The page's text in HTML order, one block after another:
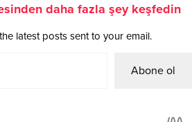
daha fazla şey keşfedin
latest posts sent to your email.
Abone ol